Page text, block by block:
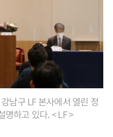
남구 LF 본사에서 열린 정
명하고 있다. < LF >